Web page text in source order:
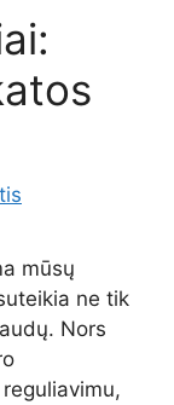
mūsų
ne tik
Nors